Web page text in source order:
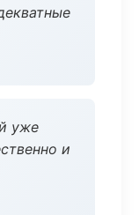
уже
и